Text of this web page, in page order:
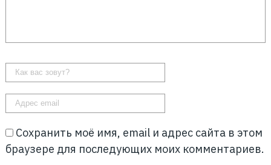
Сохранить моё имя, email и адрес сайта в этом
браузере для последующих моих комментариев.